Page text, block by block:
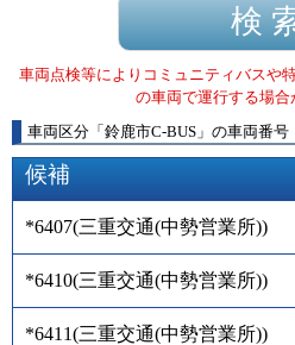
車両点検等によりコミュニティバスや
の車両で運行する場合
車両区分 「 鈴鹿市C-BUS 」 の車両番号
候補
*6407(三重交通(中勢営業所))
*6410(三重交通(中勢営業所))
*6411(三重交通(中勢営業所))